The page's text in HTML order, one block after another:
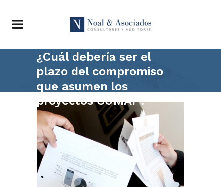
¿Cuál debería ser el
plazo del compromiso
que asumen los
proyectos COMAP?